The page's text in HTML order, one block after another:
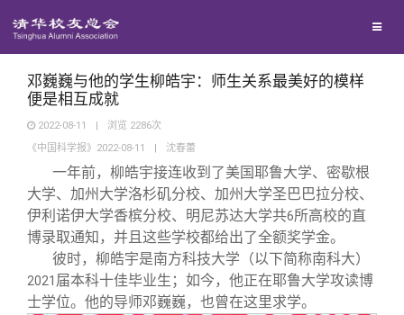
地区联络
年级联络
院系校友工作
专业委员会
兴趣群体
回馈母校
捐赠项目
捐赠新闻
捐赠纪事
捐赠方法
媒体平台
《清华校友通讯》
《水木清华》
我要订阅
百年清华
清华人物
清华故事
校友服务
终身学习
校友总会
邓巍巍与他的学生柳皓宇：师生关系最美好的模样
便是相互成就
2022-08-11 | 浏览 2286次
《中国科学报》2022-08-11
| 沈春蕾
一年前，柳皓宇接连收到了美国耶鲁大学、密歇根
大学、加州大学洛杉矶分校、加州大学圣巴巴拉分校、
伊利诺伊大学香槟分校、明尼苏达大学共6所高校的直
博录取通知，并且这些学校都给出了全额奖学金。
彼时，柳皓宇是南方科技大学（以下简称南科大）
2021 届本科十佳毕业生；如今，他正在耶鲁大学攻读博
士学位。他的导师邓巍巍，也曾在这里求学。